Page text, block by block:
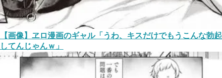
【画像】ヱロ漫画のギャル「うわ、キスだけでもうこんな勃起
してんじゃんｗ」